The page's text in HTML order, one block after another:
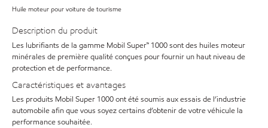
Huile moteur pour voiture de tourisme
Description du produit
Les lubrifiants de la gamme Mobil Super™ 1000 sont des huiles moteur
minérales de première qualité conçues pour fournir un haut niveau de
protection et de performance.
Caractéristiques et avantages
Les produits Mobil Super 1000 ont été soumis aux essais de l’industrie
automobile afin que vous soyez certains d’obtenir de votre véhicule la
performance souhaitée.